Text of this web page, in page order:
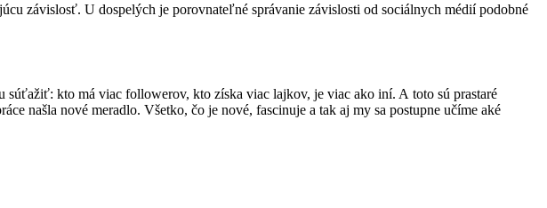
závislosť. U dospelých je porovnateľné správanie závislosti od sociálnych médií podobné
kto má viac followerov, kto získa viac lajkov, je viac ako iní. A toto sú prastaré
našla nové meradlo. Všetko, čo je nové, fascinuje a tak aj my sa postupne učíme aké